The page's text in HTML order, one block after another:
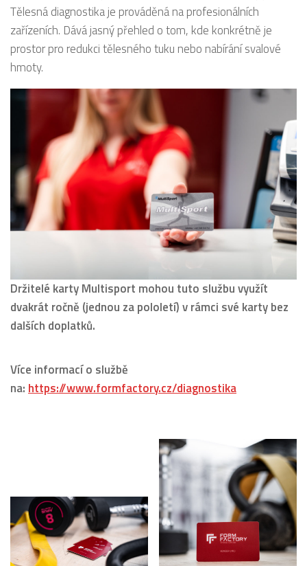
Tělesná diagnostika je prováděná na profesionálních
zařízeních. Dává jasný přehled o tom, kde konkrétně je
prostor pro redukci tělesného tuku nebo nabírání svalové
hmoty.
Držitelé karty Multisport mohou tuto službu využít
dvakrát ročně (jednou za pololetí) v rámci své karty bez
dalších doplatků.
Více informací o službě
na: https://www.formfactory.cz/diagnostika